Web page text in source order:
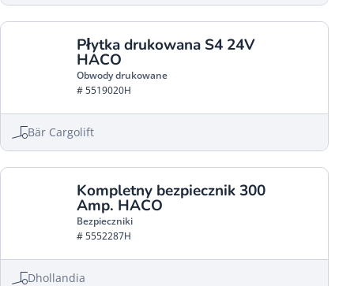
Płytka drukowana S4 24V
HACO
Obwody drukowane
# 5519020H
Bär Cargolift
Kompletny bezpiecznik 300
Amp. HACO
Bezpieczniki
# 5552287H
Dhollandia